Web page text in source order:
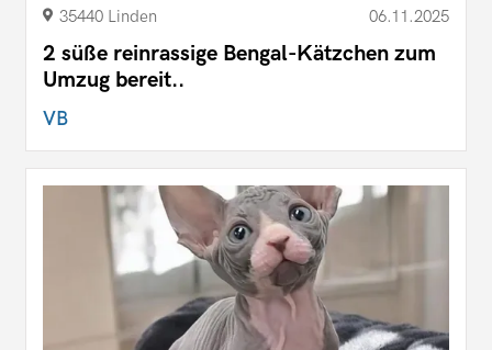
35440 Linden 06.11.2025
2 süße reinrassige Bengal-Kätzchen zum
Umzug bereit..
VB